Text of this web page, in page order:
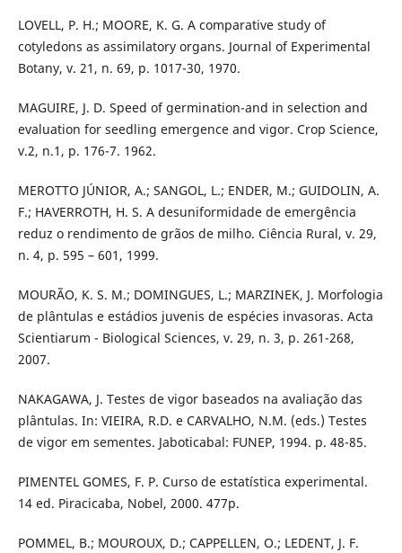
LOVELL, P. H.; MOORE, K. G. A comparative study of
cotyledons as assimilatory organs. Journal of Experimental
Botany, v. 21, n. 69, p. 1017-30, 1970.
MAGUIRE, J. D. Speed of germination-and in selection and
evaluation for seedling emergence and vigor. Crop Science,
v.2, n.1, p. 176-7. 1962.
MEROTTO JÚNIOR, A.; SANGOL, L.; ENDER, M.; GUIDOLIN, A.
F.; HAVERROTH, H. S. A desuniformidade de emergência
reduz o rendimento de grãos de milho. Ciência Rural, v. 29,
n. 4, p. 595 – 601, 1999.
MOURÃO, K. S. M.; DOMINGUES, L.; MARZINEK, J. Morfologia
de plântulas e estádios juvenis de espécies invasoras. Acta
Scientiarum - Biological Sciences, v. 29, n. 3, p. 261-268,
2007.
NAKAGAWA, J. Testes de vigor baseados na avaliação das
plântulas. In: VIEIRA, R.D. e CARVALHO, N.M. (eds.) Testes
de vigor em sementes. Jaboticabal: FUNEP, 1994. p. 48-85.
PIMENTEL GOMES, F. P. Curso de estatística experimental.
14 ed. Piracicaba, Nobel, 2000. 477p.
POMMEL, B.; MOUROUX, D.; CAPPELLEN, O.; LEDENT, J. F.